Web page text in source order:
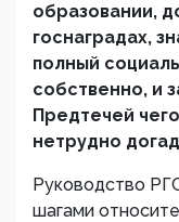
образовании,
госнаградах,
полный
собственно, и
Предтечей
нетрудно
Руководство
шагами